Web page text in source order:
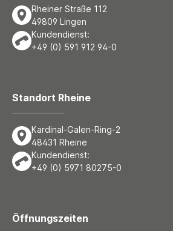
Rheiner Straße 112
49809 Lingen
Kundendienst:
+49 (0) 591 912 94-0
Standort Rheine
Kardinal-Galen-Ring-2
48431 Rheine
Kundendienst:
+49 (0) 5971 80275-0
Öffnungszeiten